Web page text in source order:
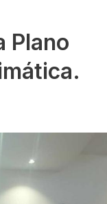
Plano